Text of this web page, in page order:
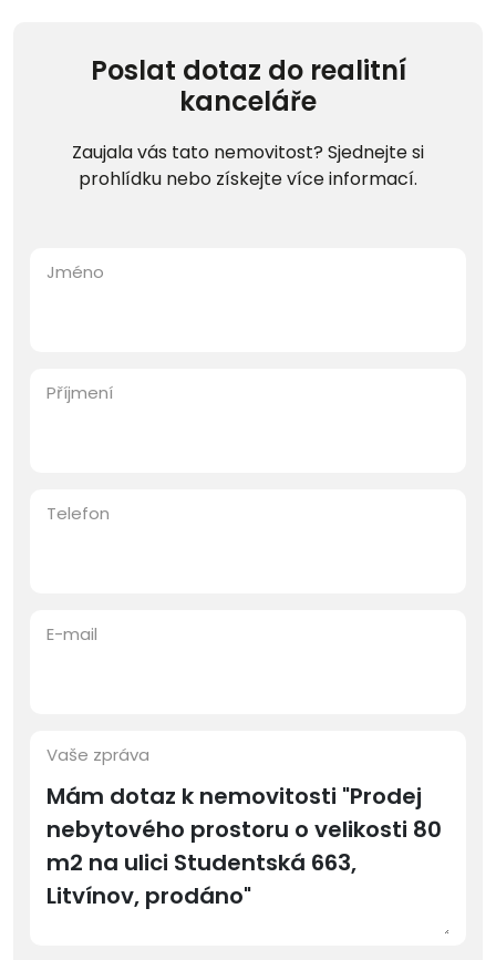
Poslat dotaz do realitní
kanceláře
Zaujala vás tato nemovitost? Sjednejte si
prohlídku nebo získejte více informací.
Jméno
Příjmení
Telefon
E-mail
Vaše zpráva